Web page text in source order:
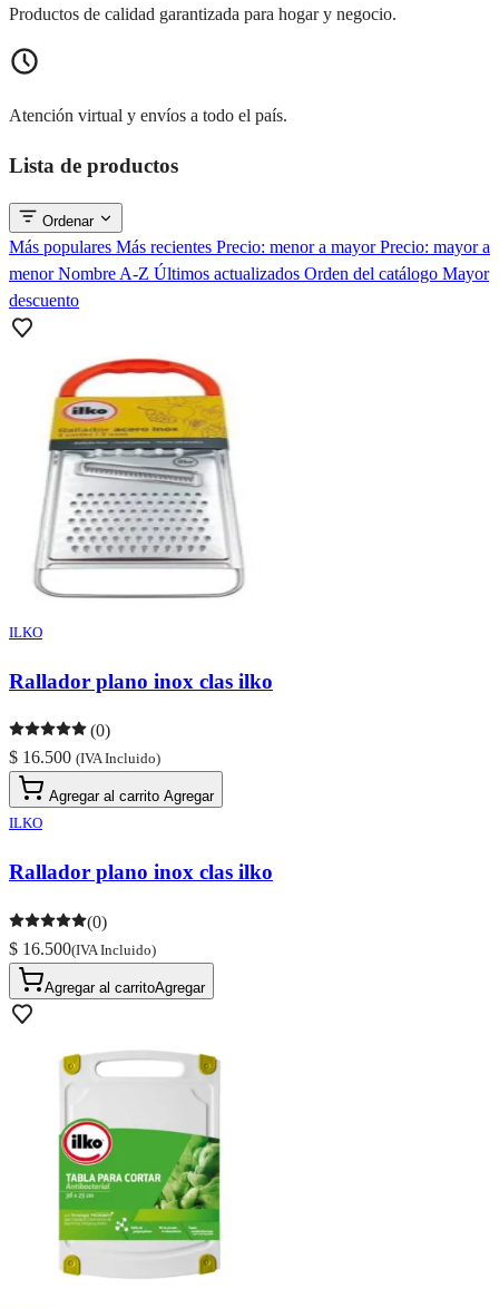
Productos de calidad garantizada para hogar y negocio.
Atención virtual y envíos a todo el país.
Lista de productos
Ordenar
Más populares Más recientes Precio: menor a mayorPrecio: mayor a
menorNombre A-Z Últimos actualizados Orden del catálogo Mayor
descuento
ILKO
Rallador plano inox clas ilko
(0)
$ 16.500 (IVA Incluido)
Agregar al carrito Agregar
ILKO
Rallador plano inox clas ilko
(0)
$ 16.500(IVA Incluido)
Agregar al carritoAgregar